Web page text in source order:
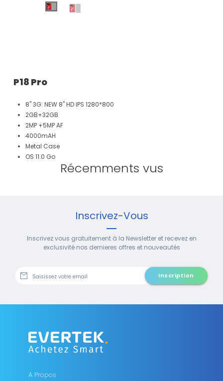
P18 Pro
8" 3G: NEW 8" HD IPS 1280*800
2GB+32GB
2MP +5MP AF
4000mAH
Metal Case
OS 11.0 Go
Récemments vus
Inscrivez-Vous
Inscrivez vous gratuitement à la Newsletter et recevez en
exclusivité nos dernieres offres et nouveautés
Inscription
A Propos